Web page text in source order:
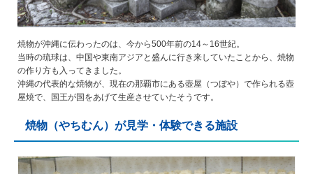
焼物が沖縄に伝わったのは、今から500年前の14～16世紀。
当時の琉球は、中国や東南アジアと盛んに行き来していたことから、焼物
の作り方も入ってきました。
沖縄の代表的な焼物が、現在の那覇市にある壺屋（つぼや）で作られる壺
屋焼で、国王が国をあげて生産させていたそうです。
焼物（やちむん）が見学・体験できる施設